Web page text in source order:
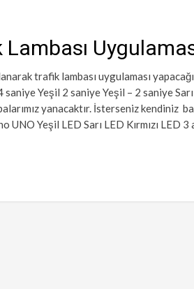
trafik lambası uygulaması
saniye Yeşil 2 saniye Yeşil – 2 saniye
yanacaktır. İsterseniz kendiniz
Yeşil LED Sarı LED Kırmızı LED 3